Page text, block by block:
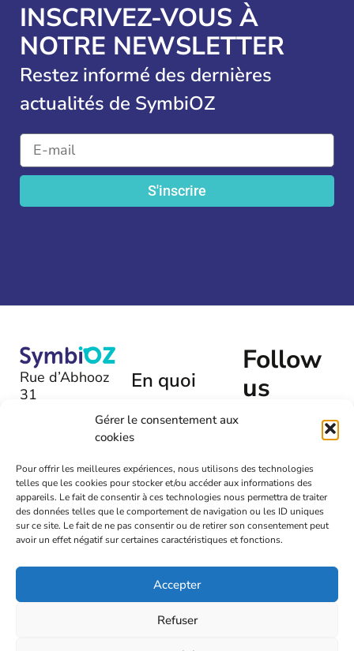
Gérer le consentement aux
cookies
Pour offrir les meilleures expériences, nous utilisons des technologies
telles que les cookies pour stocker et/ou accéder aux informations des
appareils. Le fait de consentir à ces technologies nous permettra de traiter
des données telles que le comportement de navigation ou les ID uniques
sur ce site. Le fait de ne pas consentir ou de retirer son consentement peut
avoir un effet négatif sur certaines caractéristiques et fonctions.
Accepter
Refuser
INSCRIVEZ-VOUS À
NOTRE NEWSLETTER
Restez informé des dernières
actualités de SymbiOZ
S'inscrire
Rue d’Abhooz
31
+32 (0)475
54 00 72
info@symbioz.org
En quoi
nous
vous aider
?
Laissez-
nous un
message
Follow
us